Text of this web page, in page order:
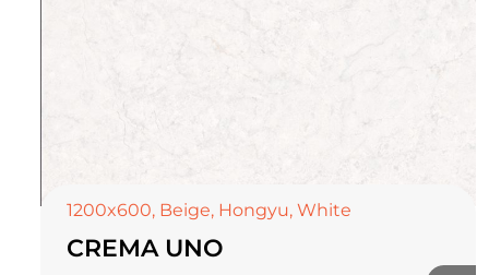
1200x600, Beige, Hongyu, White
CREMA UNO
мэдрэмжийг таны орчинд
©2025 Top ceramics llc, All Rights Reserved.